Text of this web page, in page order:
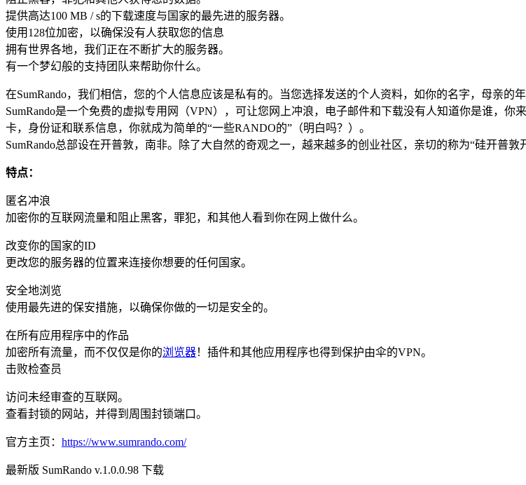
提供高达100 MB / s的下载速度与国家的最先进的服务器。
使用128位加密，以确保没有人获取您的信息
拥有世界各地，我们正在不断扩大的服务器。
有一个梦幻般的支持团队来帮助你什么。
在SumRando，我们相信，您的个人信息应该是私有的。当您选择发送的个人资料，如你的名字，母亲的
SumRando是一个免费的虚拟专用网（VPN），可让您网上冲浪，电子邮件和下载没有人知道你是谁，
卡，身份证和联系信息，你就成为简单的“一些RANDO的”（明白吗？）。
SumRando总部设在开普敦，南非。除了大自然的奇观之一，越来越多的创业社区，亲切的称为“硅开普敦
特点：
匿名冲浪
加密你的互联网流量和阻止黑客，罪犯，和其他人看到你在网上做什么。
改变你的国家的ID
更改您的服务器的位置来连接你想要的任何国家。
安全地浏览
使用最先进的保安措施，以确保你做的一切是安全的。
在所有应用程序中的作品
加密所有流量，而不仅仅是你的浏览器！插件和其他应用程序也得到保护由伞的VPN。
击败检查员
访问未经审查的互联网。
查看封锁的网站，并得到周围封锁端口。
官方主页： https://www.sumrando.com/
最新版 SumRando v.1.0.0.98 下载